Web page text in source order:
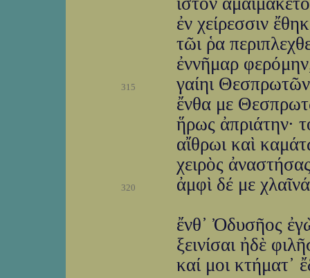
ἐν χείρεσσιν
τῶι ῥα
ἐννῆμαρ
315
γαίηι
ἔνθα με
ἥρως ἀπριάτην·
αἴθρωι καὶ
χειρὸς
320
ἀμφὶ δέ με
ἔνθ᾽ Ὀδυσῆος
ξεινίσαι ἠδὲ
καί μοι κτήματ᾽